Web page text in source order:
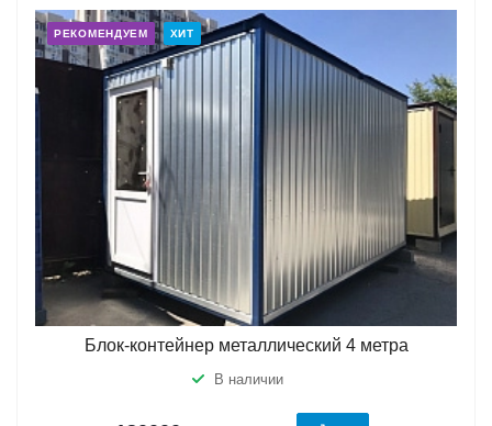
РЕКОМЕНДУЕМ ХИТ
Блок-контейнер металлический 4 метра
В наличии